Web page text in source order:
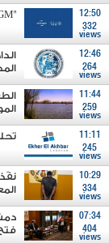
12:50
332
views
"CMA CGM" تُنجز الاستحواذ على مجموعة فتّال
12:46
264
views
11:44
259
views
11:11
245
views
10:29
334
views
07:34
404
views